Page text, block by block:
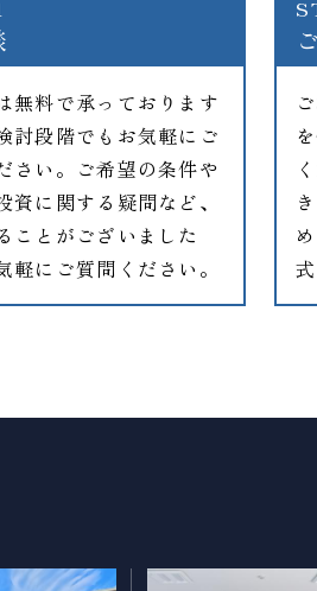
無料で承っております
討段階でもお気軽にご
さい。ご希望の条件や
資に関する疑問など、
ことがございました
軽にご質問ください。